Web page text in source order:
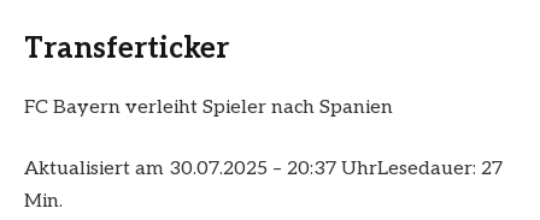
Transferticker
FC Bayern verleiht Spieler nach Spanien
Aktualisiert am 30.07.2025 – 20:37 UhrLesedauer: 27
Min.